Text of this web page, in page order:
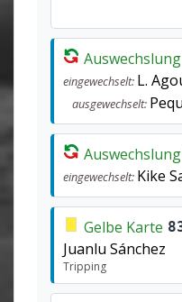
Auswechslung
eingewechselt: L.
ausgewechselt:
Auswechslung
eingewechselt: Kike
Gelbe Karte
Juanlu Sánchez
Tripping